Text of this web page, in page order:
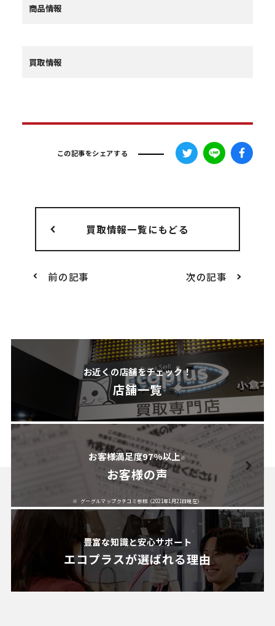
商品情報
買取情報
この記事をシェアする
前の記事
買取情報一覧にもどる
次の記事
お近くの店舗をチェック！
店舗一覧
お客様満足度97%以上※
お客様の声
グーグルマップクチコミ参照（2021年1月21日現在）
豊富な知識と安心サポート
エコプラスが選ばれる理由